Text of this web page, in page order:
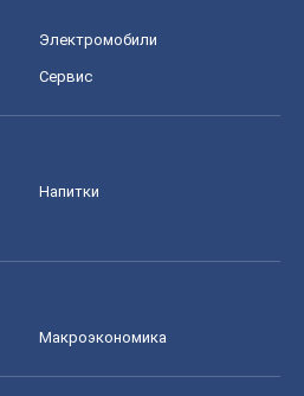
Электромобили
Сервис
Напитки
Mакроэкономика